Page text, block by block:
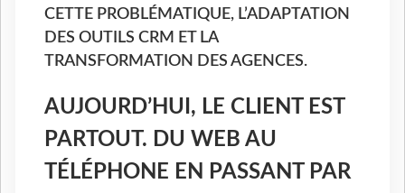
CETTE PROBLÉMATIQUE, L’ADAPTATION
DES OUTILS CRM ET LA
TRANSFORMATION DES AGENCES.
AUJOURD’HUI, LE CLIENT EST
PARTOUT. DU WEB AU
TÉLÉPHONE EN PASSANT PAR